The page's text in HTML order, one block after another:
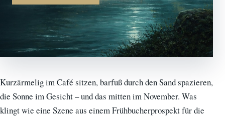
Kurzärmelig im Café sitzen, barfuß durch den Sand spazieren,
die Sonne im Gesicht – und das mitten im November. Was
klingt wie eine Szene aus einem Frühbucherprospekt für die